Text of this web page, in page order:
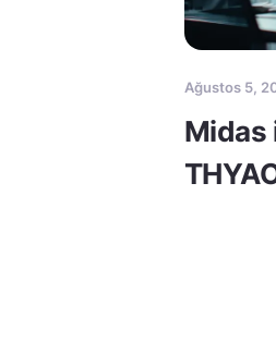
Ağustos 5,
Midas